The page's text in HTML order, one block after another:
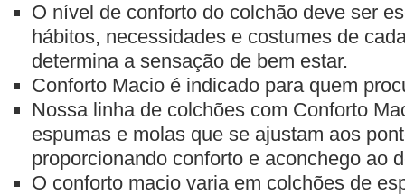
O nível de conforto do colchão deve ser
hábitos, necessidades e costumes de
determina a sensação de bem estar.
Conforto Macio é indicado para quem
Nossa linha de colchões com Conforto
espumas e molas que se ajustam aos
proporcionando conforto e aconchego ao
O conforto macio varia em colchões de